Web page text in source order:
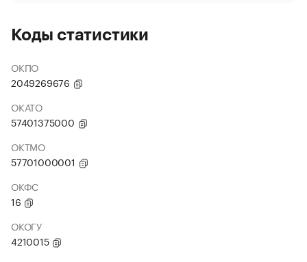
Коды статистики
ОКПО
2049269676
ОКАТО
57401375000
ОКТМО
57701000001
ОКФС
16
ОКОГУ
4210015